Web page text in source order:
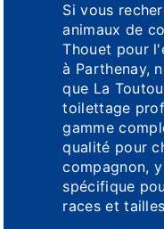
Si vous
animaux de
Thouet pour
à Parthenay,
que La
toilettage
gamme
qualité pour
compagnon,
spécifique
races et